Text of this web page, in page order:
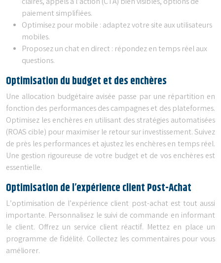
claires, appels à l’action (CTA) bien visibles, options de
paiement simplifiées.
Optimisez pour mobile : adaptez votre site aux utilisateurs
mobiles.
Proposez un chat en direct : répondez en temps réel aux
questions.
Optimisation du budget et des enchères
Une allocation budgétaire avisée passe par une répartition en
fonction des performances des campagnes et des plateformes.
Optimisez les enchères en utilisant des stratégies automatisées
(ROAS cible) pour maximiser le retour sur investissement. Suivez
de près les performances et ajustez les enchères en temps réel.
Une gestion rigoureuse de votre budget et de vos enchères est
essentielle.
Optimisation de l’expérience client Post-Achat
L’optimisation de l’expérience client post-achat est tout aussi
importante. Personnalisez le suivi de commande en informant
le client. Offrez un service client réactif. Mettez en place un
programme de fidélité. Collectez les commentaires pour vous
améliorer.